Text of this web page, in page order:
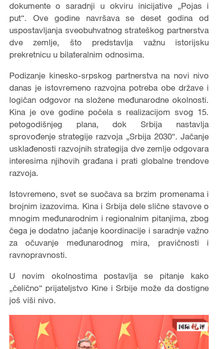
dokumente o saradnji u okviru inicijative „Pojas i
put“. Ove godine navršava se deset godina od
uspostavljanja sveobuhvatnog strateškog partnerstva
dve zemlje, što predstavlja važnu istorijsku
prekretnicu u bilateralnim odnosima.
Podizanje kinesko-srpskog partnerstva na novi nivo
danas je istovremeno razvojna potreba obe države i
logičan odgovor na složene međunarodne okolnosti.
Kina je ove godine počela s realizacijom svog 15.
petogodišnjeg plana, dok Srbija nastavlja
sprovođenje strategije razvoja „Srbija 2030“. Jačanje
usklađenosti razvojnih strategija dve zemlje odgovara
interesima njihovih građana i prati globalne trendove
razvoja.
Istovremeno, svet se suočava sa brzim promenama i
brojnim izazovima. Kina i Srbija dele slične stavove o
mnogim međunarodnim i regionalnim pitanjima, zbog
čega je dodatno jačanje koordinacije i saradnje važno
za očuvanje međunarodnog mira, pravičnosti i
ravnopravnosti.
U novim okolnostima postavlja se pitanje kako
„čelično“ prijateljstvo Kine i Srbije može da dostigne
još viši nivo.